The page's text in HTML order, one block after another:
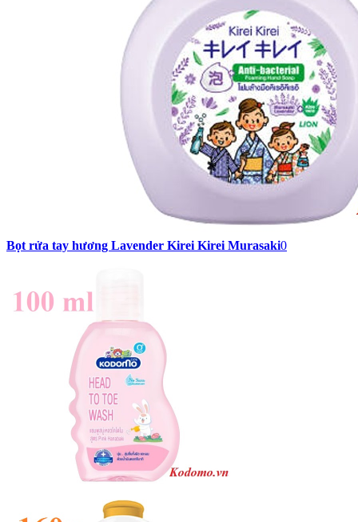
Bọt rửa tay hương Lavender Kirei Kirei Murasaki0